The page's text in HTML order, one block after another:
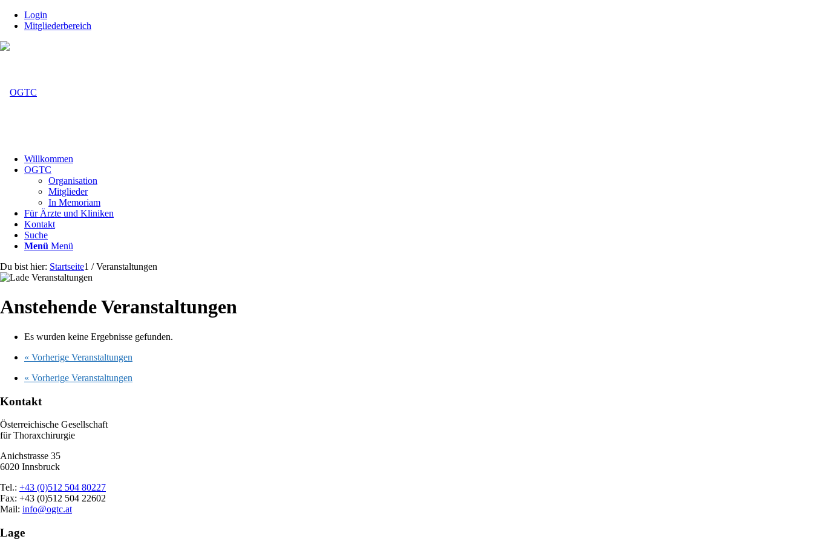
Login
Mitgliederbereich
Willkommen
OGTC
Organisation
Mitglieder
In Memoriam
Für Ärzte und Kliniken
Kontakt
Suche
Menü Menü
Du bist hier: Startseite1 / Veranstaltungen
Anstehende Veranstaltungen
Es wurden keine Ergebnisse gefunden.
« Vorherige Veranstaltungen
« Vorherige Veranstaltungen
Kontakt
Österreichische Gesellschaft
für Thoraxchirurgie
Anichstrasse 35
6020 Innsbruck
Tel.: +43 (0)512 504 80227
Fax: +43 (0)512 504 22602
Mail: info@ogtc.at
Lage